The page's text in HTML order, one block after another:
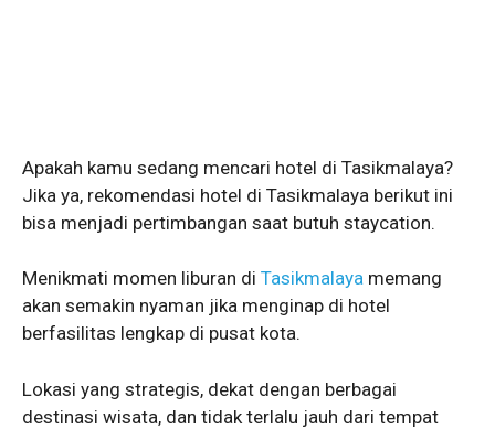
Apakah kamu sedang mencari hotel di Tasikmalaya?
Jika ya, rekomendasi hotel di Tasikmalaya berikut ini
bisa menjadi pertimbangan saat butuh staycation.
Menikmati momen liburan di Tasikmalaya memang
akan semakin nyaman jika menginap di hotel
berfasilitas lengkap di pusat kota.
Lokasi yang strategis, dekat dengan berbagai
destinasi wisata, dan tidak terlalu jauh dari tempat